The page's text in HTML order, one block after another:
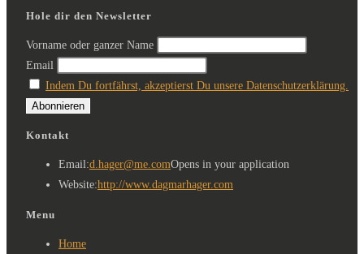
Hole dir den Newsletter
Vorname oder ganzer Name
Email
Indem Du fortfährst, akzeptierst Du unsere Datenschutzerklärung.
Kontakt
Email:d.hager@me.comOpens in your application
Website:http://www.dagmarhager.com
Menu
Home